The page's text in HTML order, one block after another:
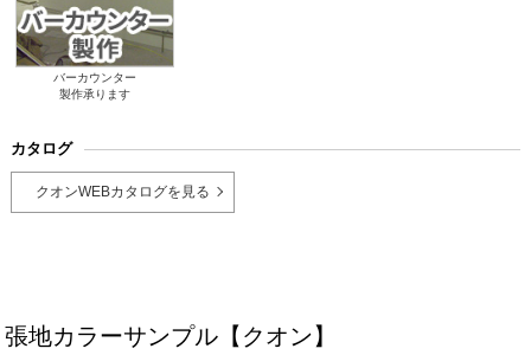
バーカウンター
製作承ります
カタログ
クオンWEBカタログを見る